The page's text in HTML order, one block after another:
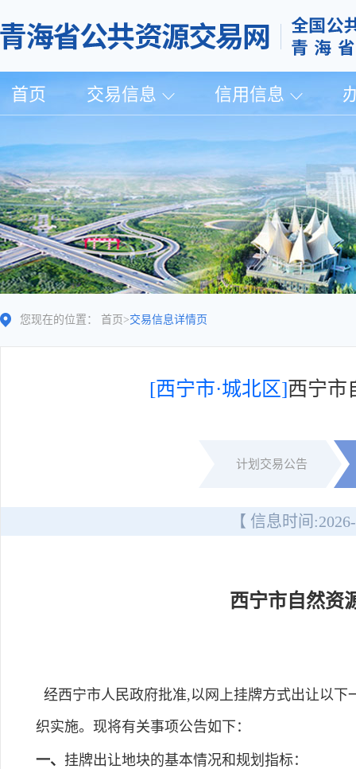
首页 交易信息 信用信息
您现在的位置： 首页 >交易信息详情页
[西宁市·城北区]西宁市
计划交易公告
【 信息时间:
西宁市自然资
经西宁市人民政府批准,以网上挂牌方式出让以
织实施。现将有关事项公告如下：
一、 挂牌出让地块的基本情况和规划指标：